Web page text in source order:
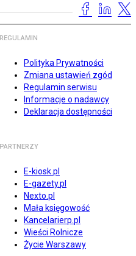
REGULAMIN
Polityka Prywatności
Zmiana ustawień zgód
Regulamin serwisu
Informacje o nadawcy
Deklaracja dostępności
PARTNERZY
E-kiosk.pl
E-gazety.pl
Nexto.pl
Mała księgowość
Kancelarierp.pl
Wieści Rolnicze
Życie Warszawy